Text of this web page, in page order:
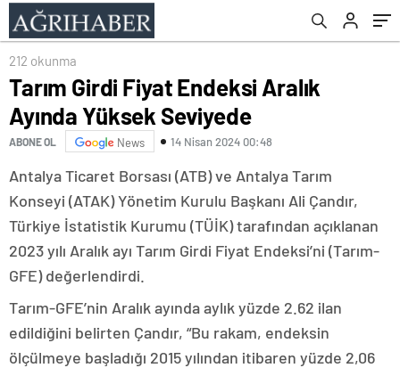
212 okunma
Tarım Girdi Fiyat Endeksi Aralık
Ayında Yüksek Seviyede
ABONE OL News 14 Nisan 2024 00:48
Antalya Ticaret Borsası (ATB) ve Antalya Tarım
Konseyi (ATAK) Yönetim Kurulu Başkanı Ali Çandır,
Türkiye İstatistik Kurumu (TÜİK) tarafından açıklanan
2023 yılı Aralık ayı Tarım Girdi Fiyat Endeksi’ni (Tarım-
GFE) değerlendirdi.
Tarım-GFE’nin Aralık ayında aylık yüzde 2.62 ilan
edildiğini belirten Çandır, “Bu rakam, endeksin
ölçülmeye başladığı 2015 yılından itibaren yüzde 2,06